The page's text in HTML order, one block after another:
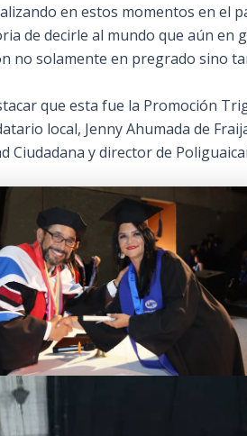
en estos momentos en el
de decirle al mundo que aún
no solamente en pregrado sino
que esta fue la Promoción
local, Jenny Ahumada de
Ciudadana y director de